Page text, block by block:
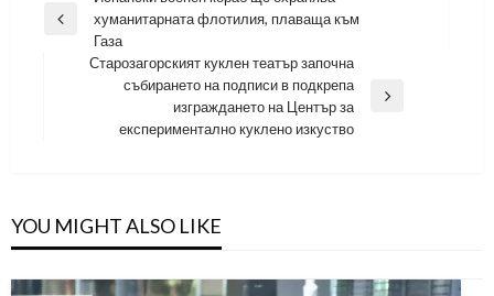
Previous
хуманитарната флотилия, плаваща към
Газа
Старозагорският куклен театър започна
събирането на подписи в подкрепа
изграждането на Център за
експериментално куклено изкуство
YOU MIGHT ALSO LIKE